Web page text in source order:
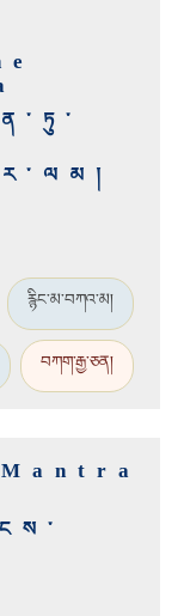
རྙིང་མ་བཀའ་མ།
བཀག་རྒྱ་ཅན།